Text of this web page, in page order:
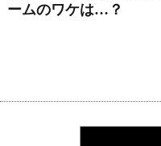
ームのワケは…？